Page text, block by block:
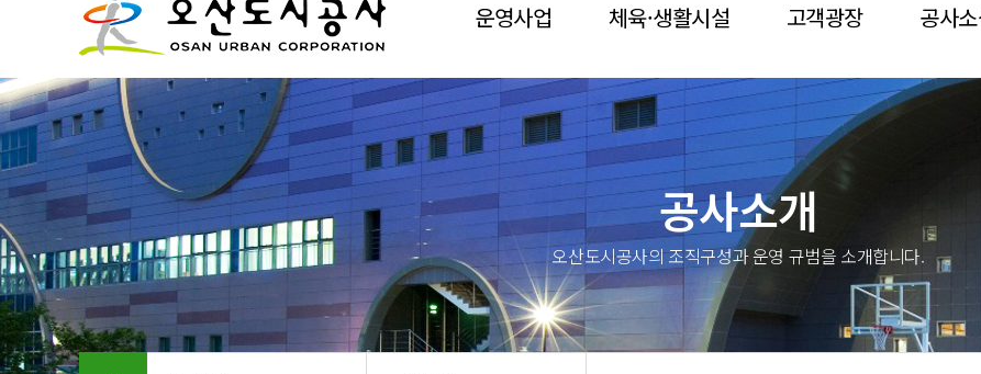
운영사업 체육·생활시설 고객광장 공사
공사소개
오산도시공사의 조직구성과 운영 규범을 소개합니다.